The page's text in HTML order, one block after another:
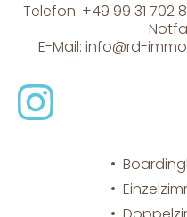
Telefon: +49 99 31 702
E-Mail: info@rd-